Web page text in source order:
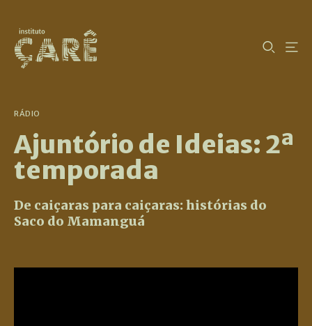
RÁDIO
Ajuntório de Ideias: 2ª
temporada
De caiçaras para caiçaras: histórias do
Saco do Mamanguá